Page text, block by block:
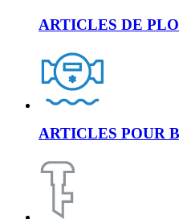
ARTICLES DE
ARTICLES POUR